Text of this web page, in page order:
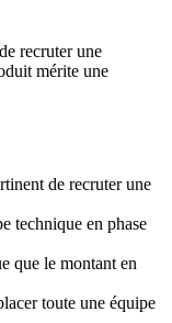
recruter une
mérite une
de recruter une
technique en phase
que le montant en
toute une équipe